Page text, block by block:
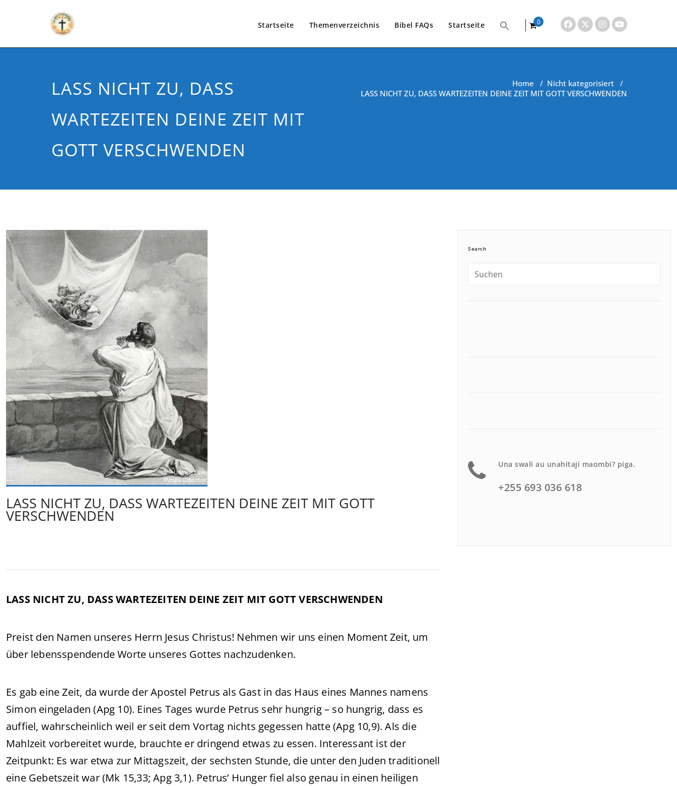
Startseite Themenverzeichnis Bibel FAQs Startseite
0
LASS NICHT ZU, DASS
WARTEZEITEN DEINE ZEIT MIT
GOTT VERSCHWENDEN
Home / Nicht kategorisiert /
LASS NICHT ZU, DASS WARTEZEITEN DEINE ZEIT MIT GOTT VERSCHWENDEN
LASS NICHT ZU, DASS WARTEZEITEN DEINE ZEIT MIT GOTT
VERSCHWENDEN
LASS NICHT ZU, DASS WARTEZEITEN DEINE ZEIT MIT GOTT VERSCHWENDEN
Preist den Namen unseres Herrn Jesus Christus! Nehmen wir uns einen Moment Zeit, um
über lebensspendende Worte unseres Gottes nachzudenken.
Es gab eine Zeit, da wurde der Apostel Petrus als Gast in das Haus eines Mannes namens
Simon eingeladen (Apg 10). Eines Tages wurde Petrus sehr hungrig – so hungrig, dass es
auffiel, wahrscheinlich weil er seit dem Vortag nichts gegessen hatte (Apg 10,9). Als die
Mahlzeit vorbereitet wurde, brauchte er dringend etwas zu essen. Interessant ist der
Zeitpunkt: Es war etwa zur Mittagszeit, der sechsten Stunde, die unter den Juden traditionell
eine Gebetszeit war (Mk 15,33; Apg 3,1). Petrus’ Hunger fiel also genau in einen heiligen
Search
Una swali au unahitaji maombi? piga.
+255 693 036 618